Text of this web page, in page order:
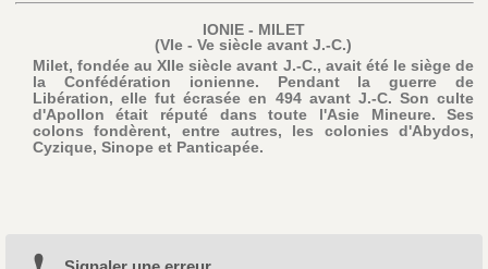
IONIE - MILET
(VIe - Ve siècle avant J.-C.)
Milet, fondée au XIIe siècle avant J.-C., avait été le siège de
la Confédération ionienne. Pendant la guerre de
Libération, elle fut écrasée en 494 avant J.-C. Son culte
d'Apollon était réputé dans toute l'Asie Mineure. Ses
colons fondèrent, entre autres, les colonies d'Abydos,
Cyzique, Sinope et Panticapée.